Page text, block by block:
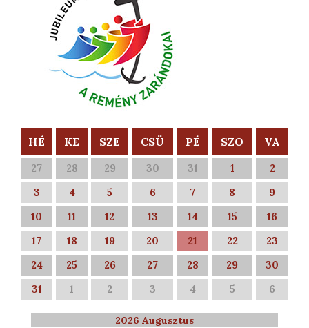
HÉ KE SZE CSÜ PÉ SZO VA
27 28 29 30 31 1
2
3
4 5 6 7 8
9
10
11 12 13 14 15
16
17
18 19 20 21 22
23
24
25 26 27 28 29
30
31
1 2 3 4 5 6
2026 Augusztus